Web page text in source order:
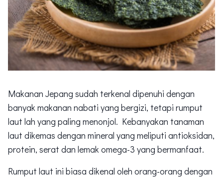
Makanan Jepang sudah terkenal dipenuhi dengan
banyak makanan nabati yang bergizi, tetapi rumput
laut lah yang paling menonjol. Kebanyakan tanaman
laut dikemas dengan mineral yang meliputi antioksidan,
protein, serat dan lemak omega-3 yang bermanfaat.
Rumput laut ini biasa dikenal oleh orang-orang dengan